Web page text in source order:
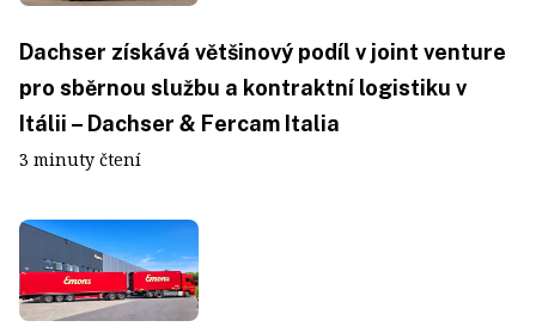
Dachser získává většinový podíl v joint venture
pro sběrnou službu a kontraktní logistiku v
Itálii – Dachser & Fercam Italia
3 minuty čtení